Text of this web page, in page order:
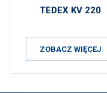
TEDEX KV 220
ZOBACZ WIĘCEJ